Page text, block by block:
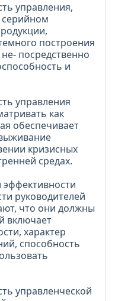
управления,
серийном
построения
посредственно
и
управления
как
обеспечивает
кризисных
средах.
эффективности
руководителей
что они должны
включает
характер
способность
управленческой